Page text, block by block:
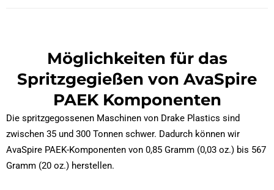
Möglichkeiten für das
Spritzgegießen von AvaSpire
PAEK Komponenten
Die spritzgegossenen Maschinen von Drake Plastics sind
zwischen 35 und 300 Tonnen schwer. Dadurch können wir
AvaSpire PAEK-Komponenten von 0,85 Gramm (0,03 oz.) bis 567
Gramm (20 oz.) herstellen.